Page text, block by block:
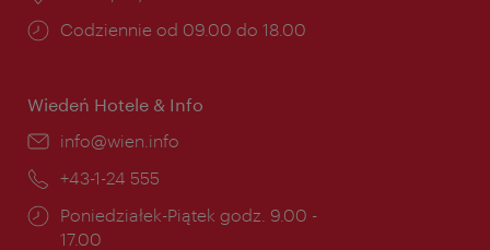
Godziny
Codziennie od 09.00 do 18.00
Wiedeń Hotele & Info
E-
info@wien.info
Telefon:
+43-1-24 555
Godziny
otwarcia:
Poniedziałek-Piątek godz. 9.00 -
17.00